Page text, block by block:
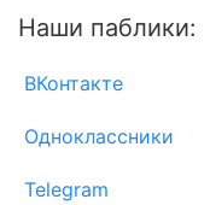
Наши паблики:
ВКонтакте
Одноклассники
Telegram